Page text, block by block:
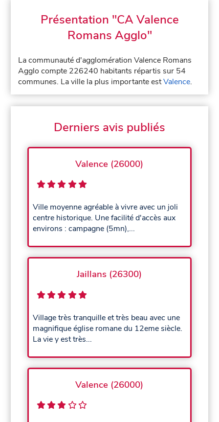
Présentation "CA Valence
Romans Agglo"
La communauté d'agglomération Valence Romans
Agglo compte 226240 habitants répartis sur 54
communes. La ville la plus importante estValence.
Derniers avis publiés
Valence (26000)
Ville moyenne agréable à vivre avec un joli
centre historique. Une facilité d'accès aux
environs : campagne (5mn),...
Jaillans (26300)
Village très tranquille et très beau avec une
magnifique église romane du 12eme siècle.
La vie y est très...
Valence (26000)